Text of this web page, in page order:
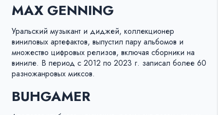
MAX GENNING
Уральский музыкант и диджей, коллекционер
виниловых артефактов, выпустил пару альбомов и
множество цифровых релизов, включая сборники на
виниле. В период с 2012 по 2023 г. записал более 60
разножанровых миксов.
BUHGAMER